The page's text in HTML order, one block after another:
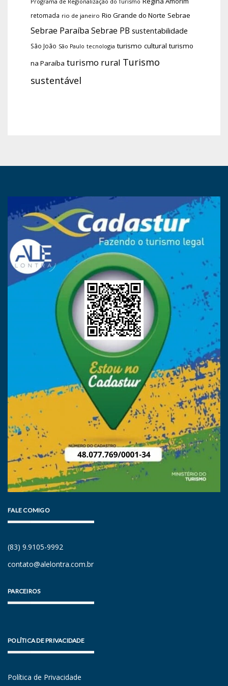
retomada rio de janeiro Rio Grande do Norte Sebrae
Sebrae Paraíba Sebrae PB sustentabilidade
São João São Paulo tecnologia turismo cultural turismo
na Paraíba turismo rural Turismo
sustentável
FALE COMIGO
(83) 9.9105-9992
contato@alelontra.com.br
PARCEIROS
POLÍTICA DE PRIVACIDADE
Política de Privacidade